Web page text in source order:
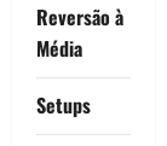
Reversão à
Média
Setups